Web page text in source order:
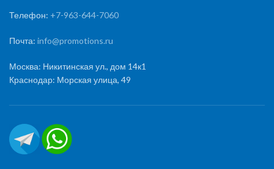
Телефон: +7-963-644-7060
Почта: info@promotions.ru
Москва: Никитинская ул., дом 14к1
Краснодар: Морская улица, 49